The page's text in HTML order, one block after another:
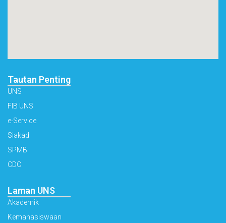
Tautan Penting
UNS
FIB UNS
e-Service
Siakad
SPMB
CDC
Laman UNS
Akademik
Kemahasiswaan